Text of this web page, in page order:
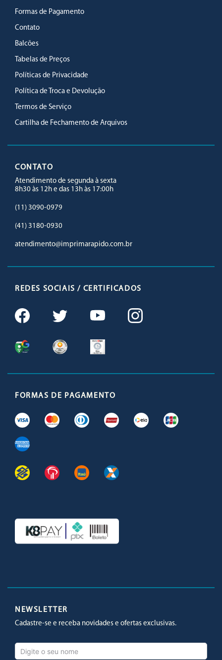
Formas de Pagamento
Contato
Balcões
Tabelas de Preços
Políticas de Privacidade
Política de Troca e Devolução
Termos de Serviço
Cartilha de Fechamento de Arquivos
CONTATO
Atendimento de segunda à sexta
8h30 às 12h e das 13h às 17:00h
(11) 3090-0979
(41) 3180-0930
atendimento@imprimarapido.com.br
REDES SOCIAIS / CERTIFICADOS
FORMAS DE PAGAMENTO
NEWSLETTER
Cadastre-se e receba novidades e ofertas exclusivas.